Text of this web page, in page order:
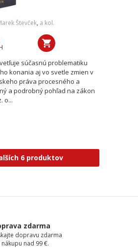
Števček, a kol.
súčasnú problematiku
konania aj vo svetle zmien v
práva procesného a
a podrobný pohľad na zákon
o...
6 produktov
zdarma
dopravu zdarma
nad 99 €.